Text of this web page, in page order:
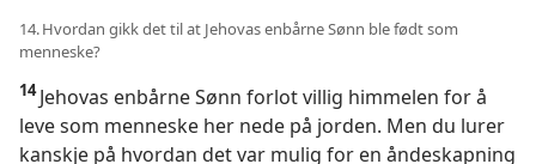
14. Hvordan gikk det til at Jehovas enbårne Sønn ble født som
menneske?
14Jehovas enbårne Sønn forlot villig himmelen for å
leve som menneske her nede på jorden. Men du lurer
kanskje på hvordan det var mulig for en åndeskapning